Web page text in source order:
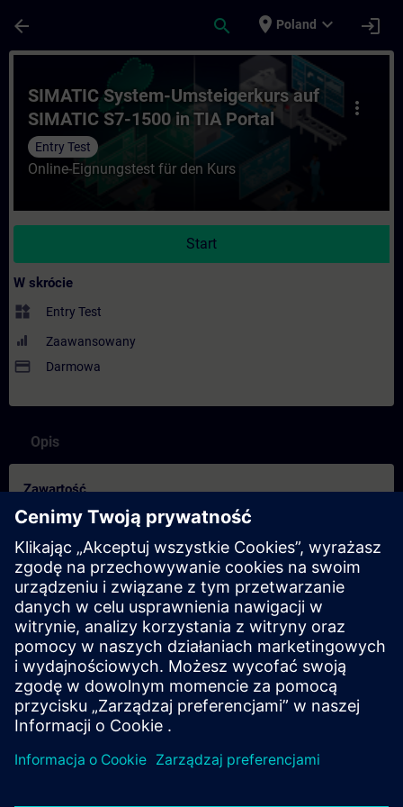
arrow_back search place Poland expand_more login
Kurs - SIMATIC System-Umsteigerkurs
more_vert
SIMATIC System-Umsteigerkurs auf
SIMATIC S7-1500 in TIA Portal
Entry Test
Online-Eignungstest für den Kurs
Start
W skrócie
widgets Entry Test
Zaawansowany
payment Darmowa
Opis
Zawartość
Prüfen Sie, ob Sie für den Kurs bereit sind:
Mit diesem Test können Sie herausfinden, ob Sie über die
erforderlichen Grundkenntnisse verfügen.
Der Test besteht aus20 Fragen .
Es gibt
kein Zeitlimit
Wenn Siemehr als 70% der Fragen richtig beantworten,
sind Sie bereit für den Kurs.
Wenn Sieweniger als 70%erreichen, empfehlen wir Ihnen,
den KursSIMATIC Programmieren 1 in TIA Portal
PRO1) zu besuchen, um Ihre Grundlagen zu vertiefen.